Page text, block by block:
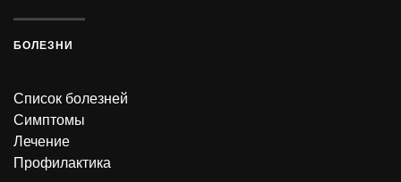
БОЛЕЗНИ
Список болезней
Симптомы
Лечение
Профилактика